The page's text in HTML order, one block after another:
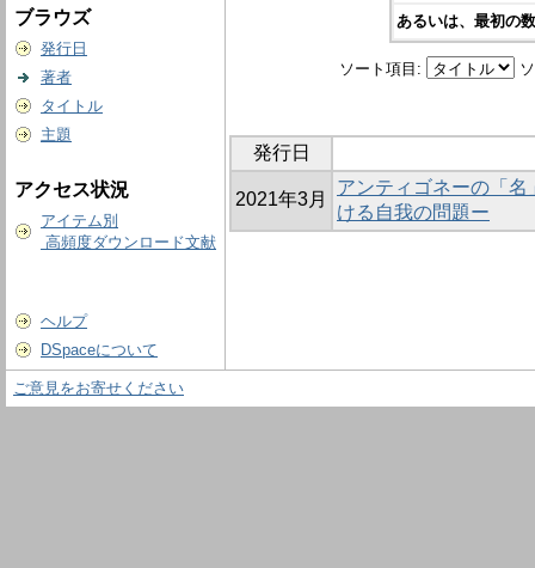
ブラウズ
発行日
著者
タイトル
主題
アクセス状況
アイテム別
高頻度ダウンロード文献
ヘルプ
DSpaceについて
あるいは、最初の
ソート項目:
発行日
2021年3月
アンティゴネーの「
ける自我の問題ー
ご意見をお寄せください